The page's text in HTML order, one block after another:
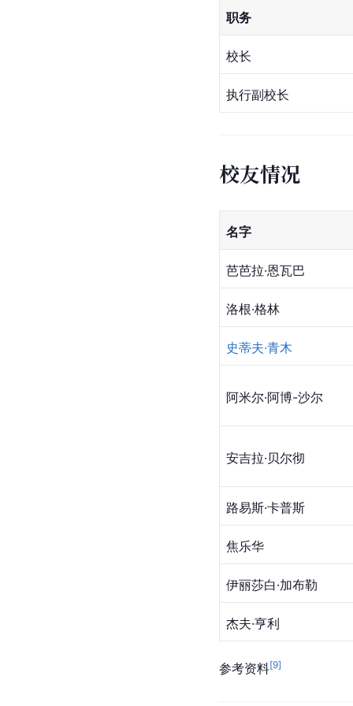
职务
校长
执行副校长
校友情况
名字
芭芭拉·恩瓦巴
洛根·格林
史蒂夫·青木
阿米尔·阿博-沙尔
安吉拉·贝尔彻
路易斯·卡普斯
焦乐华
伊丽莎白·加布勒
杰夫·亨利
参考资料[9]